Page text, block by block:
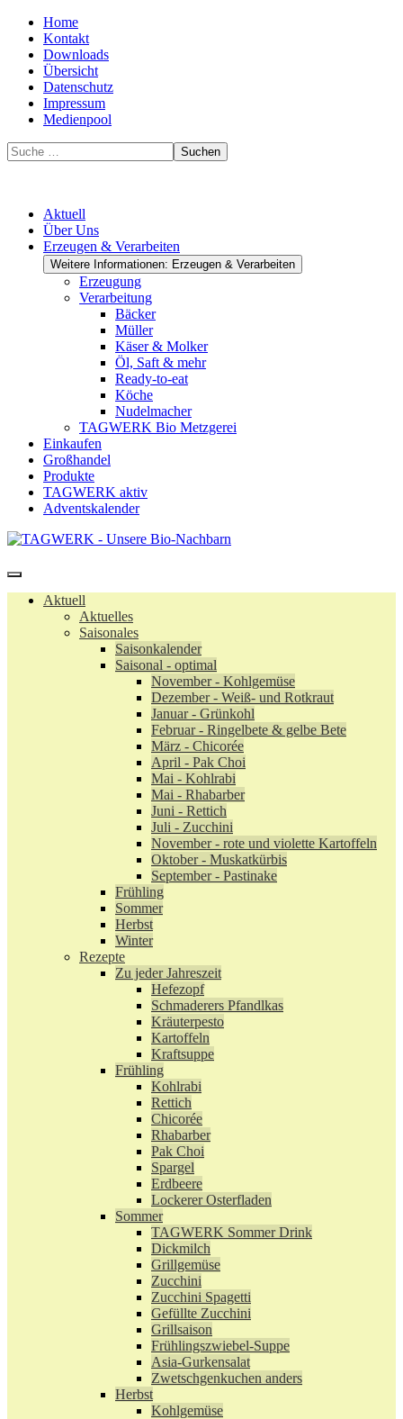
Home
Kontakt
Downloads
Übersicht
Datenschutz
Impressum
Medienpool
Suchen
Aktuell
Über Uns
Erzeugen & Verarbeiten
Weitere Informationen: Erzeugen & Verarbeiten
Erzeugung
Verarbeitung
Bäcker
Müller
Käser & Molker
Öl, Saft & mehr
Ready-to-eat
Köche
Nudelmacher
TAGWERK Bio Metzgerei
Einkaufen
Großhandel
Produkte
TAGWERK aktiv
Adventskalender
Aktuell
Aktuelles
Saisonales
Saisonkalender
Saisonal - optimal
November - Kohlgemüse
Dezember - Weiß- und Rotkraut
Januar - Grünkohl
Februar - Ringelbete & gelbe Bete
März - Chicorée
April - Pak Choi
Mai - Kohlrabi
Mai - Rhabarber
Juni - Rettich
Juli - Zucchini
November - rote und violette Kartoffeln
Oktober - Muskatkürbis
September - Pastinake
Frühling
Sommer
Herbst
Winter
Rezepte
Zu jeder Jahreszeit
Hefezopf
Schmaderers Pfandlkas
Kräuterpesto
Kartoffeln
Kraftsuppe
Frühling
Kohlrabi
Rettich
Chicorée
Rhabarber
Pak Choi
Spargel
Erdbeere
Lockerer Osterfladen
Sommer
TAGWERK Sommer Drink
Dickmilch
Grillgemüse
Zucchini
Zucchini Spagetti
Gefüllte Zucchini
Grillsaison
Frühlingszwiebel-Suppe
Asia-Gurkensalat
Zwetschgenkuchen anders
Herbst
Kohlgemüse